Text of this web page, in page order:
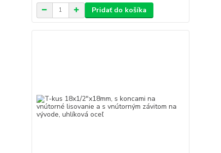
Pridať do košíka